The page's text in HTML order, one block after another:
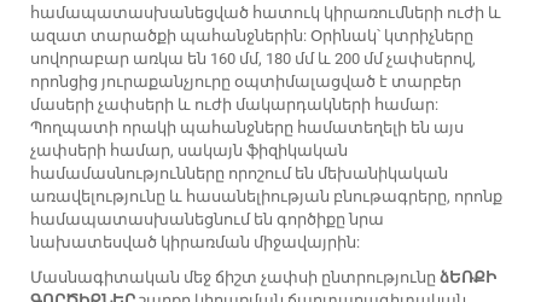
համապատասխանեցված հատուկ կիրառումների ուժի և
ազատ տարածքի պահանջներին: Օրինակ՝ կտրիչները
սովորաբար առկա են 160 մմ, 180 մմ և 200 մմ չափսերով,
որոնցից յուրաքանչյուրը օպտիմալացված է տարբեր
մասերի չափսերի և ուժի մակարդակների համար:
Պողպատի որակի պահանջները համատեղելի են այս
չափսերի համար, սակայն ֆիզիկական
համամասնությունները որոշում են մեխանիկական
առավելությունը և հասանելիության բնութագրերը, որոնք
համապատասխանեցնում են գործիքը նրա
նախատեսված կիրառման միջավայրին:
Մասնագիտական մեջ ճիշտ չափսի ընտրությունը ձԵՌՔԻ